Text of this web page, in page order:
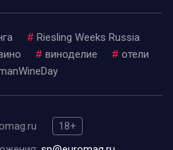
# Riesling Weeks Russia
# виноделие # отели
18+